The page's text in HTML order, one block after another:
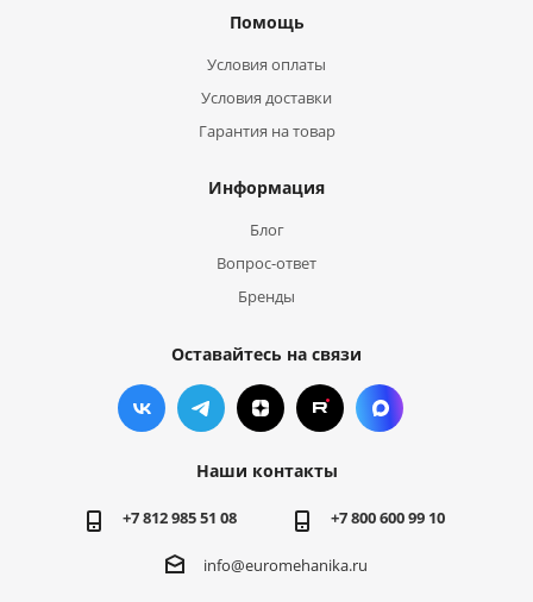
Помощь
Условия оплаты
Условия доставки
Гарантия на товар
Информация
Блог
Вопрос-ответ
Бренды
Оставайтесь на связи
Наши контакты
+7 812 985 51 08 +7 800 600 99 10
info@euromehanika.ru